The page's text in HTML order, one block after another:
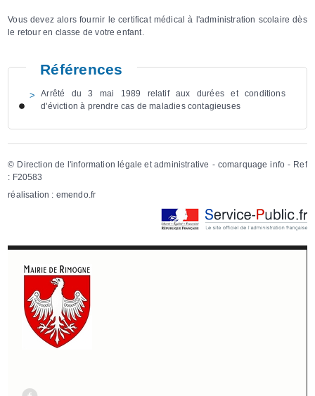
Vous devez alors fournir le certificat médical à l'administration scolaire dès
le retour en classe de votre enfant.
Références
Arrêté du 3 mai 1989 relatif aux durées et conditions
d'éviction à prendre cas de maladies contagieuses
© Direction de l'information légale et administrative - comarquage info - Ref
: F20583
réalisation : emendo.fr